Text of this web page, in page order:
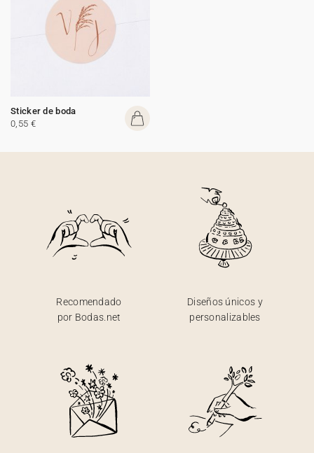
Sticker de boda
0,55 €
Recomendado
por Bodas.net
Diseños únicos y
personalizables